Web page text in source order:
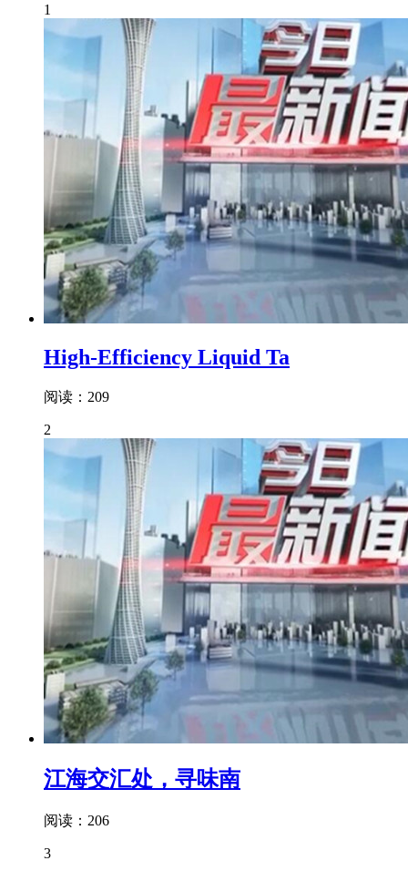
1
High-Efficiency Liquid Ta
阅读：209
2
江海交汇处，寻味南
阅读：206
3